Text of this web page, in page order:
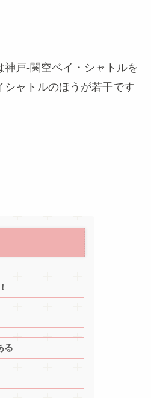
戸-関空ベイ・シャトルを
ャトルのほうが若干です
る